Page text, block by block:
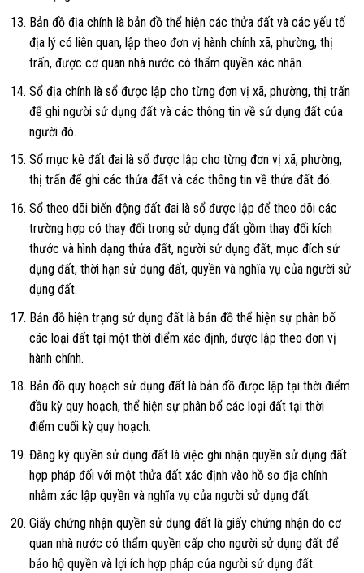
Bản đồ địa chính là bản đồ thể hiện các thửa đất và các yếu tố
địa lý có liên quan, lập theo đơn vị hành chính xã, phường, thị
trấn, được cơ quan nhà nước có thẩm quyền xác nhận.
Sổ địa chính là sổ được lập cho từng đơn vị xã, phường, thị trấn
để ghi người sử dụng đất và các thông tin về sử dụng đất của
người đó.
Sổ mục kê đất đai là sổ được lập cho từng đơn vị xã, phường,
thị trấn để ghi các thửa đất và các thông tin về thửa đất đó.
Sổ theo dõi biến động đất đai là sổ được lập để theo dõi các
trường hợp có thay đổi trong sử dụng đất gồm thay đổi kích
thước và hình dạng thửa đất, người sử dụng đất, mục đích sử
dụng đất, thời hạn sử dụng đất, quyền và nghĩa vụ của người sử
dụng đất.
Bản đồ hiện trạng sử dụng đất là bản đồ thể hiện sự phân bố
các loại đất tại một thời điểm xác định, được lập theo đơn vị
hành chính.
Bản đồ quy hoạch sử dụng đất là bản đồ được lập tại thời điểm
đầu kỳ quy hoạch, thể hiện sự phân bổ các loại đất tại thời
điểm cuối kỳ quy hoạch.
Đăng ký quyền sử dụng đất là việc ghi nhận quyền sử dụng đất
hợp pháp đối với một thửa đất xác định vào hồ sơ địa chính
nhằm xác lập quyền và nghĩa vụ của người sử dụng đất.
Giấy chứng nhận quyền sử dụng đất là giấy chứng nhận do cơ
quan nhà nước có thẩm quyền cấp cho người sử dụng đất để
bảo hộ quyền và lợi ích hợp pháp của người sử dụng đất.